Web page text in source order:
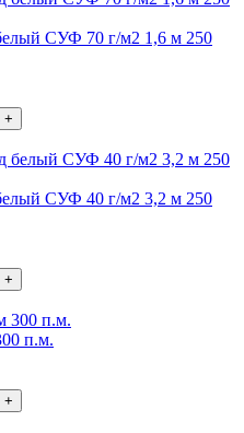
СУФ 70 г/м2 1,6 м 250
СУФ 40 г/м2 3,2 м 250
п.м.